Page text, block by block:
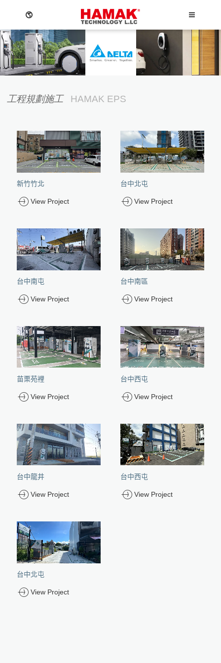
Menu
關於我們
公司簡介
最新消息
最新消息
活動訊息
太陽能電廠方案 總覽頁
台達太陽能變流器
台達太陽能變流器 H5E_220
台達太陽能變流器M20A_220
台達太陽能變流器M30A_230
台達太陽能變流器M70A_263
台達太陽能變流器M100_210
台達太陽能變流器M100A_283
台達太陽能變流器DP60C-GD-10
台電Dreams解決方案
支架 屋頂型 h型固定件
屋頂型 G型固定件
落地架
電力併網設備 日照溫度錶箱
策略夥伴
儲能系統
總覽頁
台達儲能系統
台達儲能系統DELTerra C
台達儲能解決方案
小型儲能
充放電控制器
獨立型充電箱
獨立型變流器
太陽能複合電力系統
電動車充電樁
總覽頁
台達充電樁
台達AC MAX 7kW、11kW、21kW
台達DC Wallbox 50kW
台達DC City Charger 100kW
台達DC City Charger 200kW
台達High Power Charger 350kW
台達電動車EMS管理DC充電樁立柱 EV Pole
AC充電樁立柱 EV Pole
充電樁儲值計費系統
充電樁儲值計費系統-計度式
充電樁合作夥伴
水資源方案
小型太陽能馬達驅動器
大型太陽能馬達驅動器
太陽能海水淡化機
Tesla
Powerwall 家用儲能
系統設計建置維運
太陽能電廠規畫施工
EV充電樁規畫施工
維修服務
儲能工程實績
聯絡我們
聯絡表單
Language
English
繁體中文
日本語
Việt Ngữ
最新消息
太陽能電廠方案
水資源方案
Tesla
運
聯絡我們
工程規劃施工 HAMAK EPS
新竹竹北
View Project
台中北屯
View Project
台中南屯
View Project
台中南區
View Project
苗栗苑裡
View Project
台中西屯
View Project
台中龍井
View Project
台中西屯
View Project
台中北屯
View Project